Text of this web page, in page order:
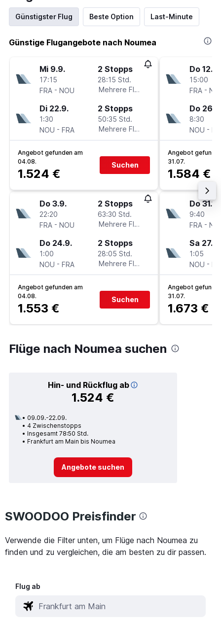
Günstigster Flug Beste Option Last-Minute
Günstige Flugangebote nach Noumea
Mi 9.9.
17:15
FRA - NOU
2 Stopps
28:15 Std.
Mehrere Fluglinien
Di 22.9.
1:30
NOU - FRA
2 Stopps
50:35 Std.
Mehrere Fluglinien
Angebot gefunden am
04.08.
1.524 €
Suchen
Do 3.9.
22:20
FRA - NOU
2 Stopps
63:30 Std.
Mehrere Fluglinien
Do 24.9.
1:00
NOU - FRA
2 Stopps
28:05 Std.
Mehrere Fluglinien
Angebot gefunden am
04.08.
1.553 €
Suchen
Do 12.11.
15:00
FRA -
Do
8:30
NOU -
Angebot
31.07.
1.584 €
Do
9:40
FRA -
Sa 27.3.
1:05
NOU -
Angebot
31.07.
1.673 €
Flüge nach Noumea suchen
Hin- und Rückflug ab
1.524 €
09.09.-22.09.
4 Zwischenstopps
Insgesamt 78:50 Std.
Frankfurt am Main bis Noumea
Angebote suchen
SWOODOO Preisfinder
Verwende die Filter unten, um Flüge nach Noumea zu
finden und zu vergleichen, die am besten zu dir passen.
Flug ab